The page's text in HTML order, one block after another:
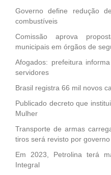
Governo define redução
combustíveis
Comissão aprova
municipais em órgãos de
Afogados: prefeitura
servidores
Brasil registra 66 mil novos
Publicado decreto que
Mulher
Transporte de armas
tiros será revisto por governo
Em 2023, Petrolina terá
Integral